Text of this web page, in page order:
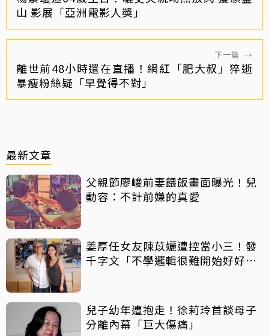
山 影展「亞洲電影人獎」
下一篇 →
離世前48小時還在直播！網紅「肥大叔」猝逝
暴瘦粉絲疑「早覺得不對」
最新文章
父親節廖峻前妻餵飯畫面曝光！兒
動容：不計前嫌的真愛
姜厚任女友陳苡孋遭控當小三！發
千字文「不學邏輯很難開始好好
兒子幼年遭抱走！徐莉玲首談母子
分離內幕「巨大傷痛」